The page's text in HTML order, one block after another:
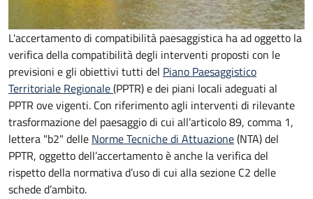
L'accertamento di compatibilità paesaggistica ha ad oggetto la
verifica della compatibilità degli interventi proposti con le
previsioni e gli obiettivi tutti del Piano Paesaggistico
Territoriale Regionale(PPTR) e dei piani locali adeguati al
PPTR ove vigenti. Con riferimento agli interventi di rilevante
trasformazione del paesaggio di cui all’articolo 89, comma 1,
lettera "b2" delle Norme Tecniche di Attuazione(NTA) del
PPTR, oggetto dell’accertamento è anche la verifica del
rispetto della normativa d’uso di cui alla sezione C2 delle
schede d’ambito.